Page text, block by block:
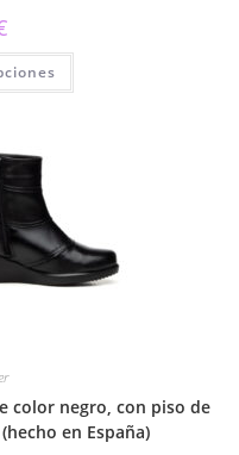
Este
tiene
la
página
de
producto
color negro, con piso de
en España)